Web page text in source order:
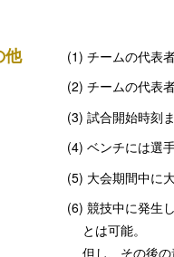
他
チームの代表
チームの代表
試合開始時刻
ベンチには選
大会期間中に
競技中に発生
とは可能。
但し、その後